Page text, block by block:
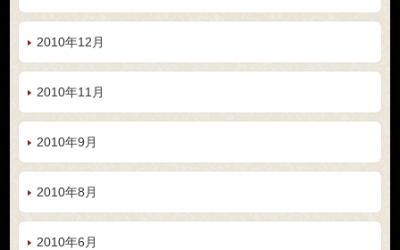
2010年12月
2010年11月
2010年9月
2010年8月
2010年6月